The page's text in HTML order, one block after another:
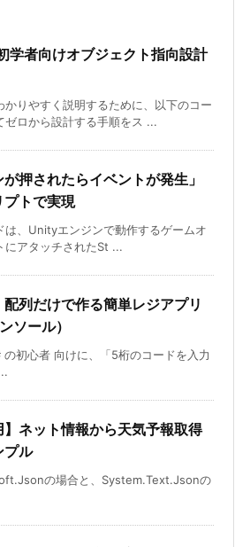
学者向けオブジェクト指向設計
かりやすく説明するために、以下のコー
ゼロから設計する手順をス ...
が押されたらイベントが発生」
プトで実現
は、Unityエンジンで動作するゲームオ
にアタッチされたSt ...
配列だけで作る簡単レジアプリ
ソール）
の初心者 向けに、「5桁のコードを入力
】ネット情報から天気予報取得
プル
の場合と、System.Text.Jsonの